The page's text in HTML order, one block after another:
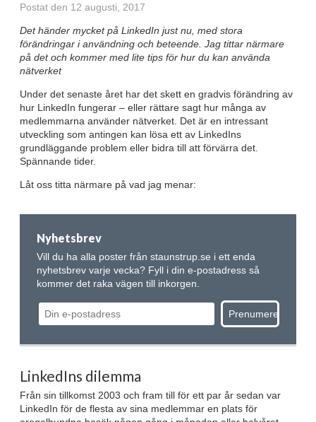
Postat den 12 augusti, 2017
Det händer mycket på LinkedIn just nu, med stora
förändringar i användning och beteende. Jag tittar närmare
på det och kommer med lite tips för hur du kan använda
nätverket
Under det senaste året har det skett en gradvis förändring av
hur LinkedIn fungerar – eller rättare sagt hur många av
medlemmarna använder nätverket. Det är en intressant
utveckling som antingen kan lösa ett av LinkedIns
grundläggande problem eller bidra till att förvärra det.
Spännande tider.
Låt oss titta närmare på vad jag menar:
Nyhetsbrev
Vill du ha alla poster från staunstrup.se i ett enda
nyhetsbrev varje vecka? Fyll i din e-postadress så
kommer det raka vägen till inkorgen.
LinkedIns dilemma
Från sin tillkomst 2003 och fram till för ett par år sedan var
LinkedIn för de flesta av sina medlemmar en plats för